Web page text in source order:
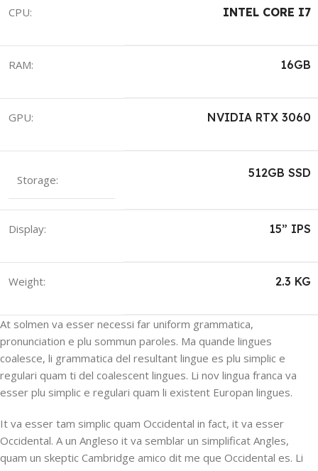
CPU: INTEL CORE I7
RAM: 16GB
GPU: NVIDIA RTX 3060
Storage: 512GB SSD
Display: 15” IPS
Weight: 2.3 KG
At solmen va esser necessi far uniform grammatica,
pronunciation e plu sommun paroles. Ma quande lingues
coalesce, li grammatica del resultant lingue es plu simplic e
regulari quam ti del coalescent lingues. Li nov lingua franca va
esser plu simplic e regulari quam li existent Europan lingues.
It va esser tam simplic quam Occidental in fact, it va esser
Occidental. A un Angleso it va semblar un simplificat Angles,
quam un skeptic Cambridge amico dit me que Occidental es. Li